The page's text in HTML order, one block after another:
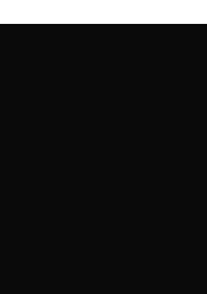
múltiples